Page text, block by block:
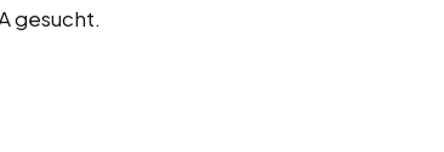
gesucht.